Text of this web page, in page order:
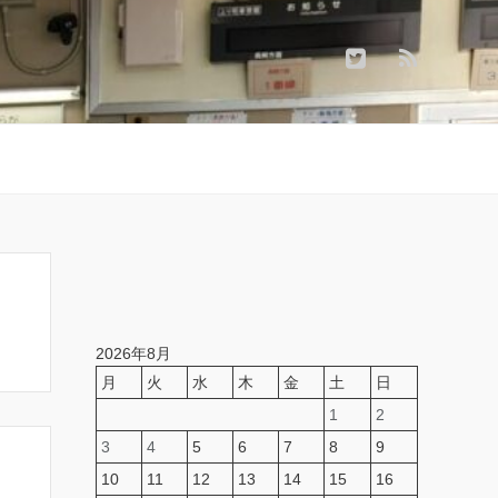
2026年8月
月
火 水 木 金 土
日
1
2
3
4 5 6 7 8
9
10
11 12 13 14 15 16